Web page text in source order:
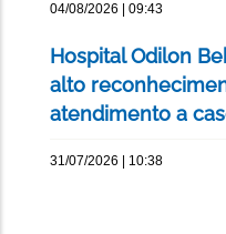
04/08/2026 | 09:43
Hospital Odilon
alto
atendimento a
31/07/2026 | 10:38